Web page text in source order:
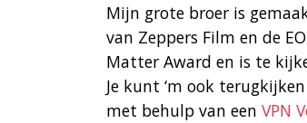
Mijn grote broer is
van Zeppers Film en de
Matter Award en is te
Je kunt ‘m ook
met behulp van een VPN